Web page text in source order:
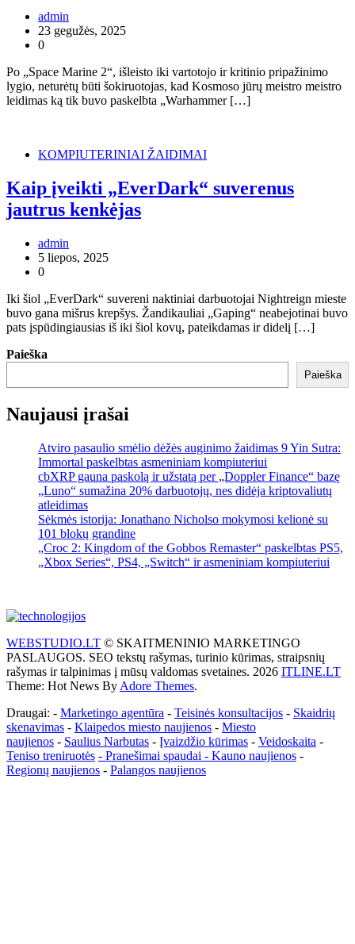
admin
23 gegužės, 2025
0
Po „Space Marine 2“, išleisto iki vartotojo ir kritinio pripažinimo
lygio, neturėtų būti šokiruotojas, kad Kosmoso jūrų meistro meistro
leidimas ką tik buvo paskelbta „Warhammer […]
KOMPIUTERINIAI ŽAIDIMAI
Kaip įveikti „EverDark“ suverenus
jautrus kenkėjas
admin
5 liepos, 2025
0
Iki šiol „EverDark“ suvereni naktiniai darbuotojai Nightreign mieste
buvo gana mišrus krepšys. Žandikauliai „Gaping“ neabejotinai buvo
pats įspūdingiausias iš iki šiol kovų, pateikdamas ir didelį […]
Paieška
Paieška
Naujausi įrašai
Atviro pasaulio smėlio dėžės auginimo žaidimas 9 Yin Sutra:
Immortal paskelbtas asmeniniam kompiuteriui
cbXRP gauna paskolą ir užstatą per „Doppler Finance“ bazę
„Luno“ sumažina 20% darbuotojų, nes didėja kriptovaliutų
atleidimas
Sėkmės istorija: Jonathano Nicholso mokymosi kelionė su
101 blokų grandine
„Croc 2: Kingdom of the Gobbos Remaster“ paskelbtas PS5,
„Xbox Series“, PS4, „Switch“ ir asmeniniam kompiuteriui
WEBSTUDIO.LT © SKAITMENINIO MARKETINGO
PASLAUGOS. SEO tekstų rašymas, turinio kūrimas, straipsnių
rašymas ir talpinimas į mūsų valdomas svetaines. 2026 ITLINE.LT
Theme: Hot News By Adore Themes.
Draugai: - Marketingo agentūra - Teisinės konsultacijos - Skaidrių
skenavimas - Klaipedos miesto naujienos - Miesto
naujienos - Saulius Narbutas - Įvaizdžio kūrimas - Veidoskaita -
Teniso treniruotės - Pranešimai spaudai - Kauno naujienos -
Regionų naujienos - Palangos naujienos